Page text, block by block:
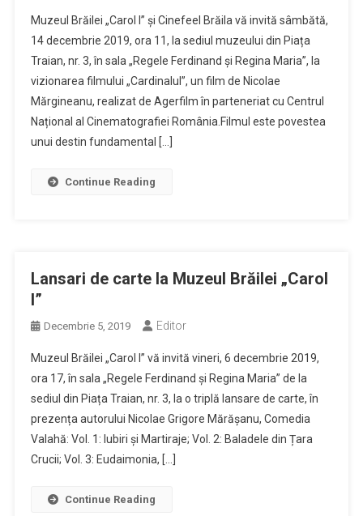
Muzeul Brăilei „Carol I” și Cinefeel Brăila vă invită sâmbătă,
14 decembrie 2019, ora 11, la sediul muzeului din Piața
Traian, nr. 3, în sala „Regele Ferdinand și Regina Maria”, la
vizionarea filmului „Cardinalul”, un film de Nicolae
Mărgineanu, realizat de Agerfilm în parteneriat cu Centrul
Național al Cinematografiei România.Filmul este povestea
unui destin fundamental […]
Continue Reading
Lansari de carte la Muzeul Brăilei „Carol
I”
Decembrie 5, 2019 Editor
Muzeul Brăilei „Carol I” vă invită vineri, 6 decembrie 2019,
ora 17, în sala „Regele Ferdinand și Regina Maria” de la
sediul din Piața Traian, nr. 3, la o triplă lansare de carte, în
prezența autorului Nicolae Grigore Mărășanu, Comedia
Valahă: Vol. 1: Iubiri și Martiraje; Vol. 2: Baladele din Țara
Crucii; Vol. 3: Eudaimonia, […]
Continue Reading